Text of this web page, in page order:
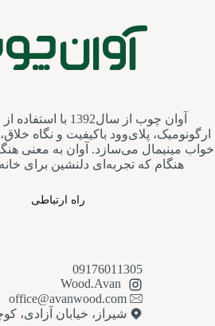
آوان چوب از سال1392
ارگونومیک، پلای‌وود باکیفیت و نگاه
خواب مینیمال می‌سازد. آوان به معنی
هنگام که تجربه‌ای دلنشین برای
راه ارتباطی
09176011305
Wood.Avan
office@avanwood.com
شیراز، خیابان آزادی، کوچه